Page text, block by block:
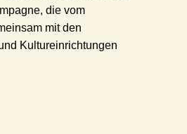
die vom
mit den
Kultureinrichtungen